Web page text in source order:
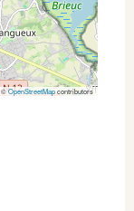
©OpenStreetMapcontributors